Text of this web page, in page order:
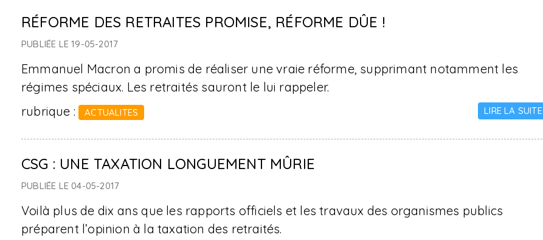
RÉFORME DES RETRAITES PROMISE, RÉFORME DÛE !
PUBLIÉE LE 19-05-2017
Emmanuel Macron a promis de réaliser une vraie réforme, supprimant notamment les
régimes spéciaux. Les retraités sauront le lui rappeler.
rubrique : ACTUALITES LIRE LA SUITE
CSG : UNE TAXATION LONGUEMENT MÛRIE
PUBLIÉE LE 04-05-2017
Voilà plus de dix ans que les rapports officiels et les travaux des organismes publics
préparent l’opinion à la taxation des retraités.